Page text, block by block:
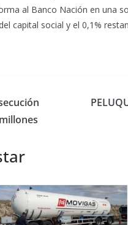
al Banco Nación en una
capital social y el 0,1%